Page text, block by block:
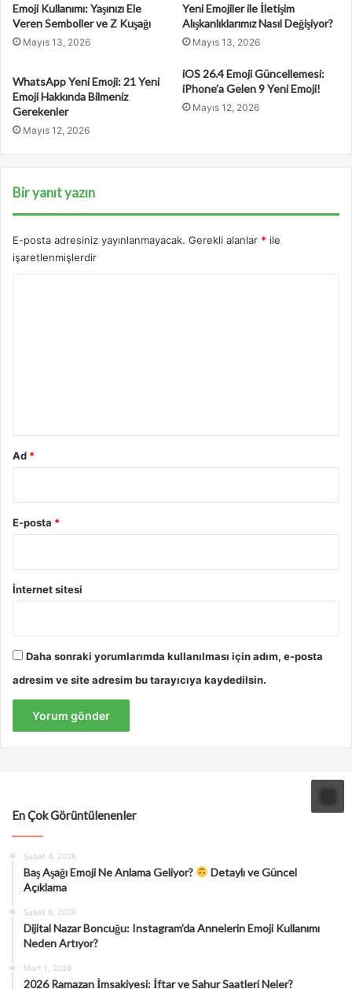
s
n
z
i
g
i
i
z
Emoji Kullanımı: Yaşınızı Ele
Veren Semboller ve Z Kuşağı
Mayıs 13, 2026
Yeni Emojiler ile İletişim
Alışkanlıklarımız Nasıl Değişiyor?
Mayıs 13, 2026
WhatsApp Yeni Emoji: 21 Yeni
Emoji Hakkında Bilmeniz
Gerekenler
Mayıs 12, 2026
iOS 26.4 Emoji Güncellemesi:
iPhone’a Gelen 9 Yeni Emoji!
Mayıs 12, 2026
Bir yanıt yazın
E-posta adresiniz yayınlanmayacak. Gerekli alanlar * ile
işaretlenmişlerdir
Ad *
E-posta *
İnternet sitesi
Daha sonraki yorumlarımda kullanılması için adım, e-posta
adresim ve site adresim bu tarayıcıya kaydedilsin.
En Çok Görüntülenenler
Şubat 4, 2026
Baş Aşağı Emoji Ne Anlama Geliyor?
Detaylı ve Güncel
Açıklama
Şubat 6, 2026
Dijital Nazar Boncuğu: Instagram’da Annelerin Emoji Kullanımı
Neden Artıyor?
Mart 1, 2026
2026 Ramazan İmsakiyesi: İftar ve Sahur Saatleri Neler?